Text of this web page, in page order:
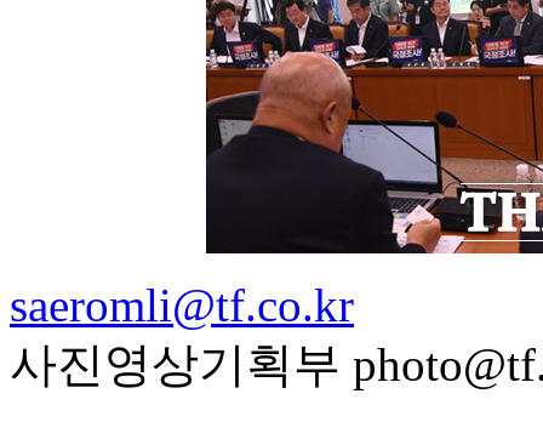
saeromli@tf.co.kr
사진영상기획부